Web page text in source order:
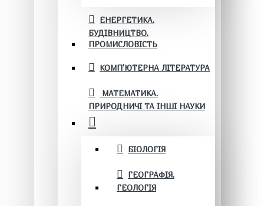
ЕНЕРГЕТИКА.
БУДІВНИЦТВО.
ПРОМИСЛОВІСТЬ
КОМП'ЮТЕРНА ЛІТЕРАТУРА
МАТЕМАТИКА.
ПРИРОДНИЧІ ТА ІНШІ НАУКИ
БІОЛОГІЯ
ГЕОГРАФІЯ.
ГЕОЛОГІЯ